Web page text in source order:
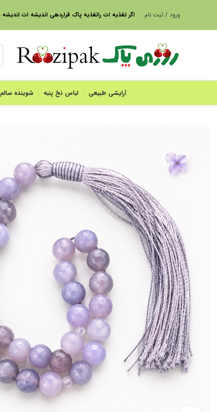
ورود / ثبت نام اگر تغذیه ات راتغذیه پاک قراردهی اندیشه ات
آرایشی طبیعی لباس نخ پنبه شوینده